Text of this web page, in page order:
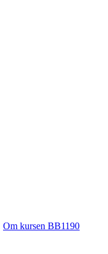
Om kursen BB1190